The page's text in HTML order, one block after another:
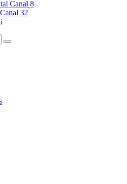
Canal 8
32